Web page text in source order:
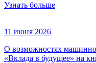
Узнать больше
11 июня 2026
О возможностях
«Вклада в будущее» на